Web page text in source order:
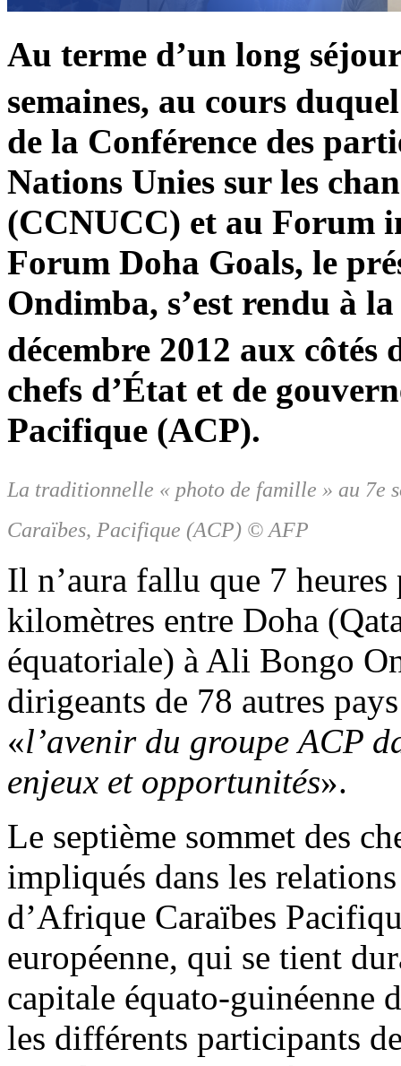
Au terme d’un long
semaines, au cours
de la Conférence des
Nations Unies sur les
(CCNUCC) et au Forum
Forum Doha Goals, le
Ondimba, s’est rendu à
décembre 2012 aux côtés
chefs d’État et de
Pacifique (ACP).
La traditionnelle « photo de famille » au 7e
Caraïbes, Pacifique (ACP) © AFP
Il n’aura fallu que 7
kilomètres entre Doha
équatoriale) à Ali Bongo
dirigeants de 78 autres
«l’avenir du groupe ACP
enjeux et opportunités».
Le septième sommet des
impliqués dans les
d’Afrique Caraïbes
européenne, qui se tient
capitale équato-guinéenne
les différents participants